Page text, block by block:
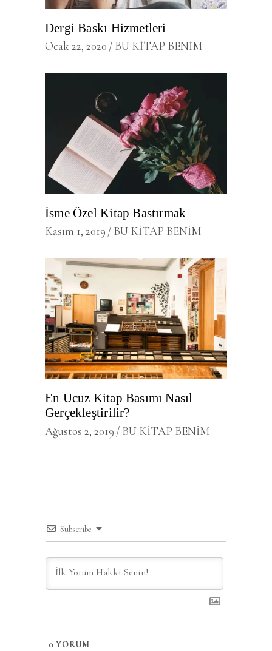
Dergi Baskı Hizmetleri
Ocak 22, 2020 BU KİTAP BENİM
İsme Özel Kitap Bastırmak
Kasım 1, 2019 BU KİTAP BENİM
En Ucuz Kitap Basımı Nasıl
Gerçekleştirilir?
Ağustos 2, 2019 BU KİTAP BENİM
Subscribe
0 YORUM